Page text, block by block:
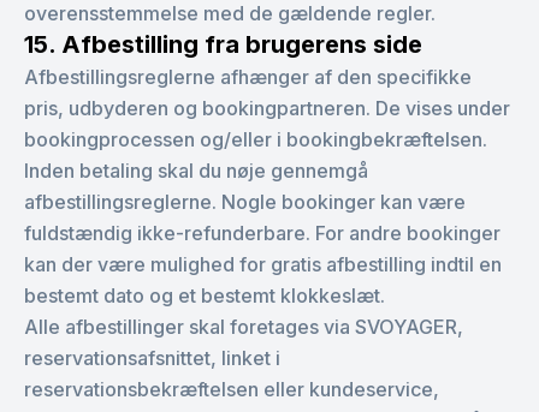
overensstemmelse med de gældende regler.
15. Afbestilling fra brugerens side
Afbestillingsreglerne afhænger af den specifikke
pris, udbyderen og bookingpartneren. De vises under
bookingprocessen og/eller i bookingbekræftelsen.
Inden betaling skal du nøje gennemgå
afbestillingsreglerne. Nogle bookinger kan være
fuldstændig ikke-refunderbare. For andre bookinger
kan der være mulighed for gratis afbestilling indtil en
bestemt dato og et bestemt klokkeslæt.
Alle afbestillinger skal foretages via SVOYAGER,
reservationsafsnittet, linket i
reservationsbekræftelsen eller kundeservice,